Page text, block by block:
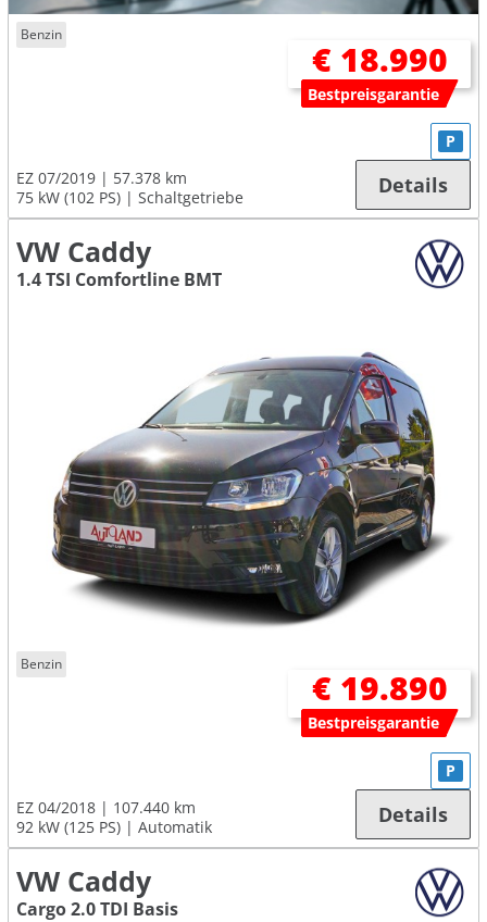
Benzin
€ 18.990
Bestpreisgarantie
EZ 07/2019
57.378 km
75 kW (102 PS)
Schaltgetriebe
P
Details
VW Caddy
1.4 TSI Comfortline BMT
Benzin
€ 19.890
Bestpreisgarantie
EZ 04/2018
107.440 km
92 kW (125 PS)
Automatik
P
Details
VW Caddy
Cargo 2.0 TDI Basis